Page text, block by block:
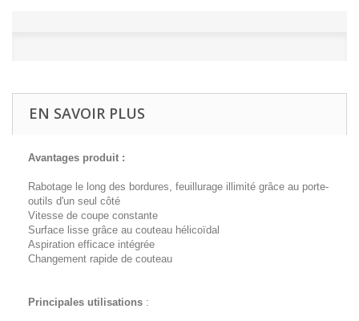
EN SAVOIR PLUS
Avantages produit :
Rabotage le long des bordures, feuillurage illimité grâce au porte-
outils d'un seul côté
Vitesse de coupe constante
Surface lisse grâce au couteau hélicoïdal
Aspiration efficace intégrée
Changement rapide de couteau
Principales utilisations :